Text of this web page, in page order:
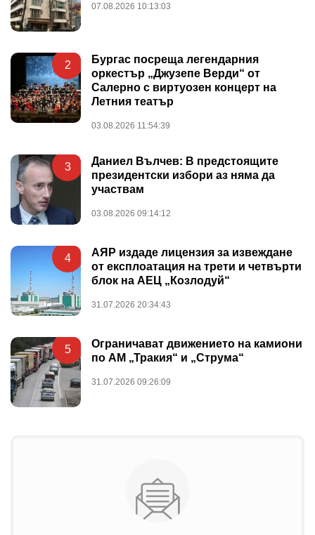
07.08.2026 10:13:03
2
Бургас посреща легендарния
оркестър „Джузепе Верди“ от
Салерно с виртуозен концерт на
Летния театър
03.08.2026 11:54:39
3
Даниел Вълчев: В предстоящите
президентски избори аз няма да
участвам
03.08.2026 09:14:12
4
АЯР издаде лицензия за извеждане
от експлоатация на трети и четвърти
блок на АЕЦ „Козлодуй“
31.07.2026 20:34:43
5
Ограничават движението на камиони
по АМ „Тракия“ и „Струма“
31.07.2026 09:26:09